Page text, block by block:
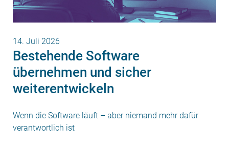
14. Juli 2026
Bestehende Software
übernehmen und sicher
weiterentwickeln
Wenn die Software läuft – aber niemand mehr dafür
verantwortlich ist